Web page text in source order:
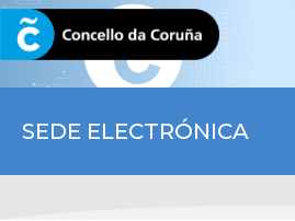
SEDE ELECTRÓNICA
CORUNA.GAL